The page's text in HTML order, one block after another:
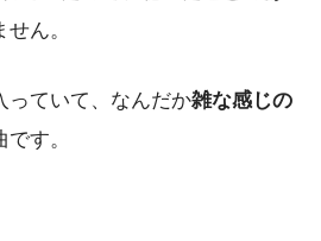
ん。
っていて、なんだか雑な感じの
です。